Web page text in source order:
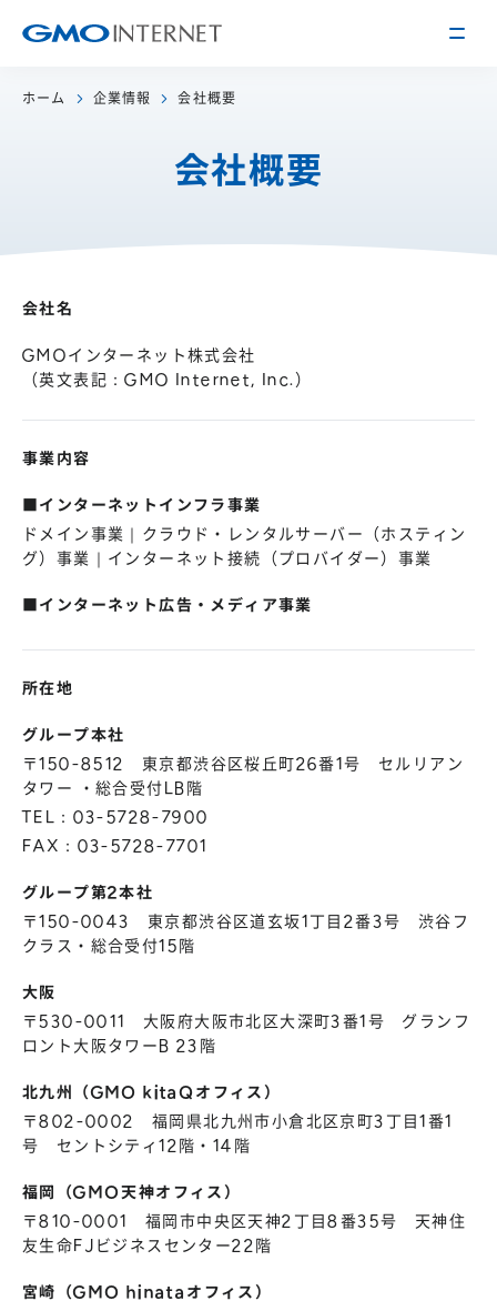
沿革
サービス
IR情報
経営方針
事業内容・戦略
株式・格付情報
株主総会
IRカレンダー
仕事を知る
会社を知る
キャリア/アルバイト採用
新卒採用
ホーム 企業情報 会社概要
会社概要
会社名
GMOインターネット株式会社
（英文表記：GMO Internet, Inc.）
事業内容
■インターネットインフラ事業
ドメイン事業｜クラウド・レンタルサーバー（ホスティン
グ）事業｜インターネット接続（プロバイダー）事業
■インターネット広告・メディア事業
所在地
グループ本社
〒150-8512 東京都渋谷区桜丘町26番1号 セルリアン
タワー ・総合受付LB階
TEL：03-5728-7900
FAX：03-5728-7701
グループ第2本社
〒150-0043 東京都渋谷区道玄坂1丁目2番3号 渋谷フ
クラス・総合受付15階
大阪
〒530-0011 大阪府大阪市北区大深町3番1号 グランフ
ロント大阪タワーB 23階
北九州（GMO kitaQオフィス）
〒802-0002 福岡県北九州市小倉北区京町3丁目1番1
号 セントシティ12階・14階
福岡（GMO天神オフィス）
〒810-0001 福岡市中央区天神2丁目8番35号 天神住
友生命FJビジネスセンター22階
宮崎（GMO hinataオフィス）